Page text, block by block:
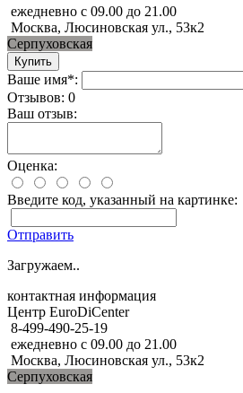
ежедневно с 09.00 до 21.00
Москва, Люсиновская ул., 53к2
Серпуховская
Ваше имя*:
Отзывов: 0
Ваш отзыв:
Оценка:
Введите код, указанный на картинке:
Отправить
Загружаем..
контактная информация
Центр EuroDiCenter
8-499-490-25-19
ежедневно с 09.00 до 21.00
Москва, Люсиновская ул., 53к2
Серпуховская